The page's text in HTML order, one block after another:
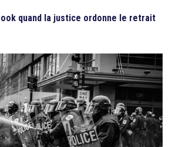
quand la justice ordonne le retrait